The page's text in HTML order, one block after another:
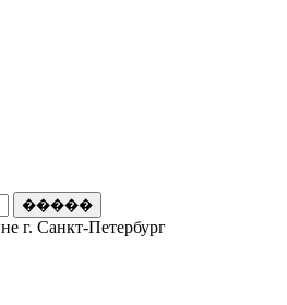
г. Санкт-Петербург